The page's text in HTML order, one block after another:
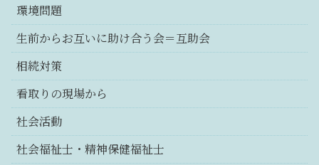
環境問題
生前からお互いに助け合う会＝互助会
相続対策
看取りの現場から
社会活動
社会福祉士・精神保健福祉士